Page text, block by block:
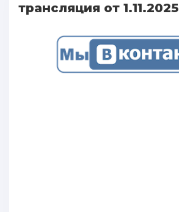
трансляция от 1.11.2025